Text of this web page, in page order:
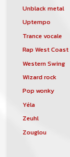
Unblack metal
Uptempo
Trance vocale
Rap West Coast
Western Swing
Wizard rock
Pop wonky
Yéla
Zeuhl
Zouglou